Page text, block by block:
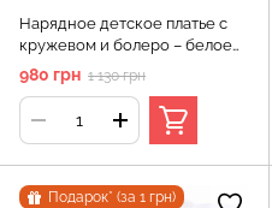
Нарядное детское платье с
кружевом и болеро – белое
праздничное платье Murat
Baby (18м, 86 см)
980 грн 1 130 грн
Подарок* (за 1 грн)